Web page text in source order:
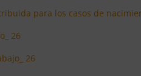
para los casos de
26
26